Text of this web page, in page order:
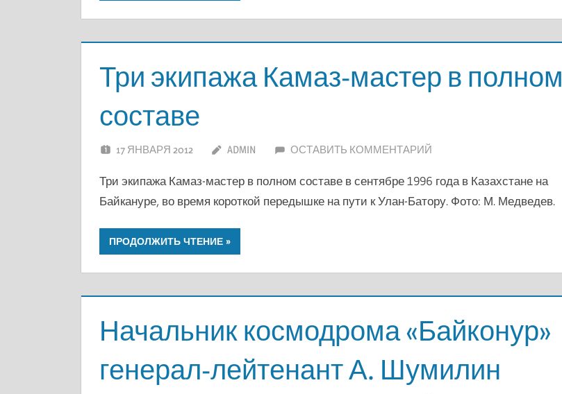
Три экипажа Камаз-мастер в полном
составе
17 ЯНВАРЯ 2012 ADMIN ОСТАВИТЬ КОММЕНТАРИЙ
Три экипажа Камаз-мастер в полном составе в сентябре 1996 года в Казахстане на
Байкануре, во время короткой передышке на пути к Улан-Батору. Фото: М. Медведев.
ПРОДОЛЖИТЬ ЧТЕНИЕ
Начальник космодрома «Байконур»
генерал-лейтенант А. Шумилин